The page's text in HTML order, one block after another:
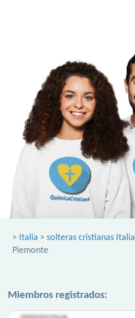
> Italia > solteras cristianas Italia
Piemonte
Miembros registrados: